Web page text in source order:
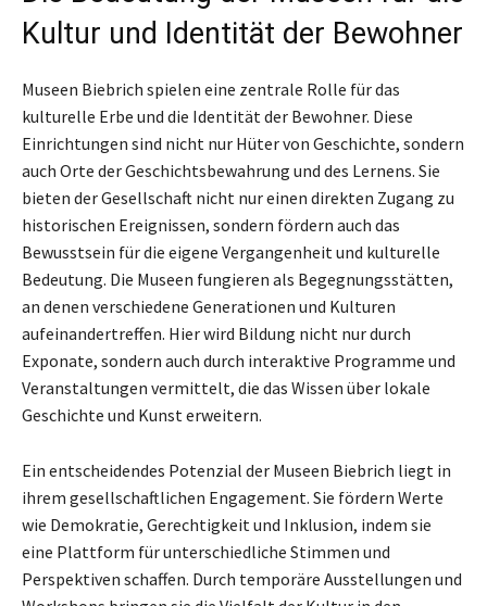
Kultur und Identität der Bewohner
Museen Biebrich spielen eine zentrale Rolle für das
kulturelle Erbe und die Identität der Bewohner. Diese
Einrichtungen sind nicht nur Hüter von Geschichte, sondern
auch Orte der Geschichtsbewahrung und des Lernens. Sie
bieten der Gesellschaft nicht nur einen direkten Zugang zu
historischen Ereignissen, sondern fördern auch das
Bewusstsein für die eigene Vergangenheit und kulturelle
Bedeutung. Die Museen fungieren als Begegnungsstätten,
an denen verschiedene Generationen und Kulturen
aufeinandertreffen. Hier wird Bildung nicht nur durch
Exponate, sondern auch durch interaktive Programme und
Veranstaltungen vermittelt, die das Wissen über lokale
Geschichte und Kunst erweitern.
Ein entscheidendes Potenzial der Museen Biebrich liegt in
ihrem gesellschaftlichen Engagement. Sie fördern Werte
wie Demokratie, Gerechtigkeit und Inklusion, indem sie
eine Plattform für unterschiedliche Stimmen und
Perspektiven schaffen. Durch temporäre Ausstellungen und